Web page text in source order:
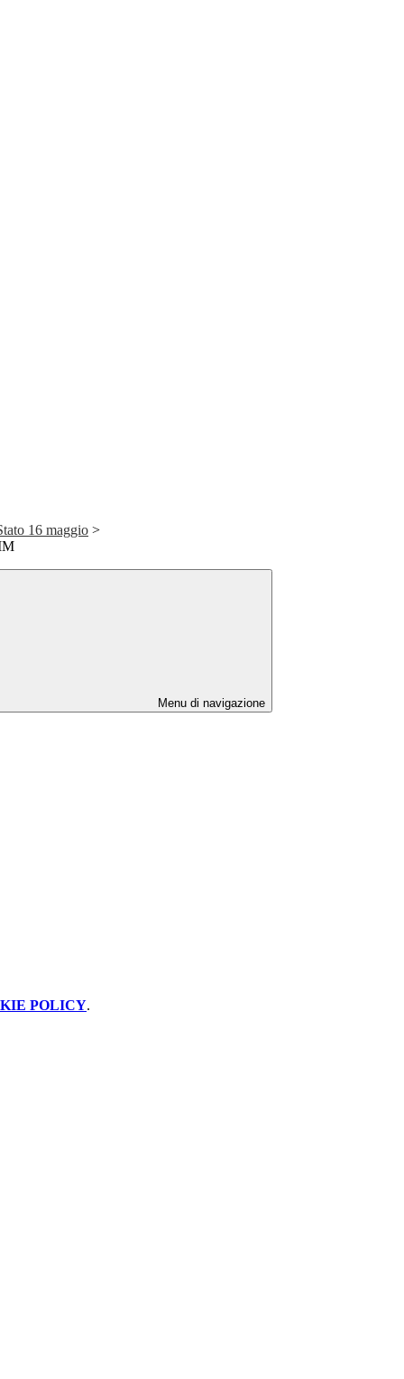
16 maggio >
Menu di navigazione
POLICY.